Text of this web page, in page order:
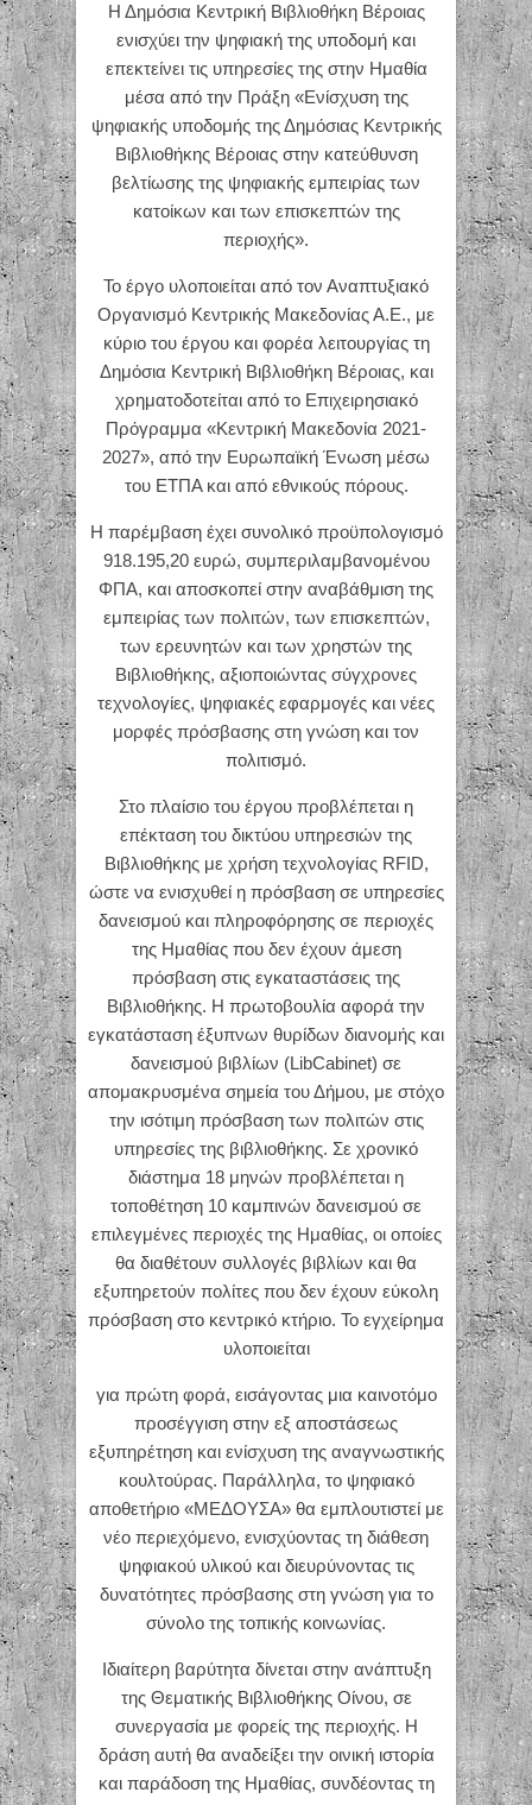
Η Δημόσια Κεντρική Βιβλιοθήκη Βέροιας
ενισχύει την ψηφιακή της υποδομή και
επεκτείνει τις υπηρεσίες της στην Ημαθία
μέσα από την Πράξη «Ενίσχυση της
ψηφιακής υποδομής της Δημόσιας Κεντρικής
Βιβλιοθήκης Βέροιας στην κατεύθυνση
βελτίωσης της ψηφιακής εμπειρίας των
κατοίκων και των επισκεπτών της
περιοχής».
Το έργο υλοποιείται από τον Αναπτυξιακό
Οργανισμό Κεντρικής Μακεδονίας Α.Ε., με
κύριο του έργου και φορέα λειτουργίας τη
Δημόσια Κεντρική Βιβλιοθήκη Βέροιας, και
χρηματοδοτείται από το Επιχειρησιακό
Πρόγραμμα «Κεντρική Μακεδονία 2021-
2027», από την Ευρωπαϊκή Ένωση μέσω
του ΕΤΠΑ και από εθνικούς πόρους.
Η παρέμβαση έχει συνολικό προϋπολογισμό
918.195,20 ευρώ, συμπεριλαμβανομένου
ΦΠΑ, και αποσκοπεί στην αναβάθμιση της
εμπειρίας των πολιτών, των επισκεπτών,
των ερευνητών και των χρηστών της
Βιβλιοθήκης, αξιοποιώντας σύγχρονες
τεχνολογίες, ψηφιακές εφαρμογές και νέες
μορφές πρόσβασης στη γνώση και τον
πολιτισμό.
Στο πλαίσιο του έργου προβλέπεται η
επέκταση του δικτύου υπηρεσιών της
Βιβλιοθήκης με χρήση τεχνολογίας RFID,
ώστε να ενισχυθεί η πρόσβαση σε υπηρεσίες
δανεισμού και πληροφόρησης σε περιοχές
της Ημαθίας που δεν έχουν άμεση
πρόσβαση στις εγκαταστάσεις της
Βιβλιοθήκης. Η πρωτοβουλία αφορά την
εγκατάσταση έξυπνων θυρίδων διανομής και
δανεισμού βιβλίων (LibCabinet) σε
απομακρυσμένα σημεία του Δήμου, με στόχο
την ισότιμη πρόσβαση των πολιτών στις
υπηρεσίες της βιβλιοθήκης. Σε χρονικό
διάστημα 18 μηνών προβλέπεται η
τοποθέτηση 10 καμπινών δανεισμού σε
επιλεγμένες περιοχές της Ημαθίας, οι οποίες
θα διαθέτουν συλλογές βιβλίων και θα
εξυπηρετούν πολίτες που δεν έχουν εύκολη
πρόσβαση στο κεντρικό κτήριο. Το εγχείρημα
υλοποιείται
για πρώτη φορά, εισάγοντας μια καινοτόμο
προσέγγιση στην εξ αποστάσεως
εξυπηρέτηση και ενίσχυση της αναγνωστικής
κουλτούρας. Παράλληλα, το ψηφιακό
αποθετήριο «ΜΕΔΟΥΣΑ» θα εμπλουτιστεί με
νέο περιεχόμενο, ενισχύοντας τη διάθεση
ψηφιακού υλικού και διευρύνοντας τις
δυνατότητες πρόσβασης στη γνώση για το
σύνολο της τοπικής κοινωνίας.
Ιδιαίτερη βαρύτητα δίνεται στην ανάπτυξη
της Θεματικής Βιβλιοθήκης Οίνου, σε
συνεργασία με φορείς της περιοχής. Η
δράση αυτή θα αναδείξει την οινική ιστορία
και παράδοση της Ημαθίας, συνδέοντας τη